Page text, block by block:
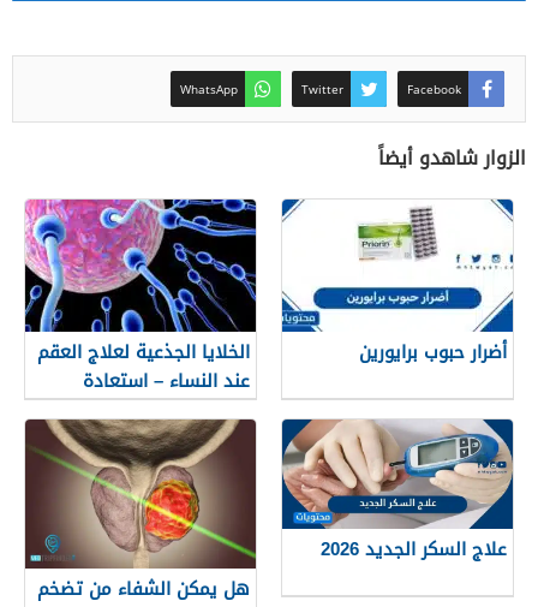
Facebook
Twitter
WhatsApp
الزوار شاهدو أيضاً
أضرار حبوب برايورين
الخلایا الجذعیة لعلاج العقم
عند النساء – استعادة
للمبیض والأمل في الحمل
علاج السكر الجديد 2026
هل يمكن الشفاء من تضخم